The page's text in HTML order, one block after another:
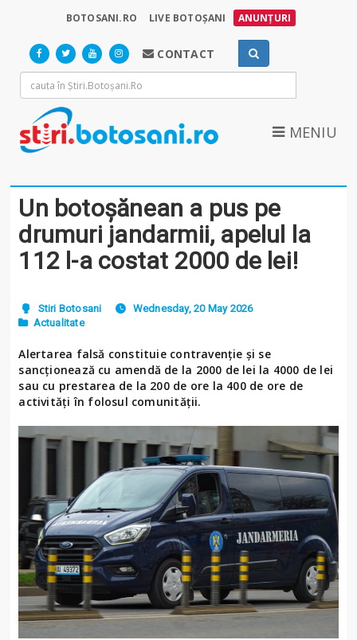
BOTOSANI.RO LIVE BOTOȘANI ANUNȚURI
CONTACT
MENIU
Un botoșănean a pus pe
drumuri jandarmii, apelul la
112 l-a costat 2000 de lei!
Stiri Botosani
Wednesday, 20 May 2026
Actualitate
Alertarea falsă constituie contravenție și se
sancționează cu amendă de la 2000 de lei la 4000 de lei
sau cu prestarea de la 200 de ore la 400 de ore de
activități în folosul comunității.